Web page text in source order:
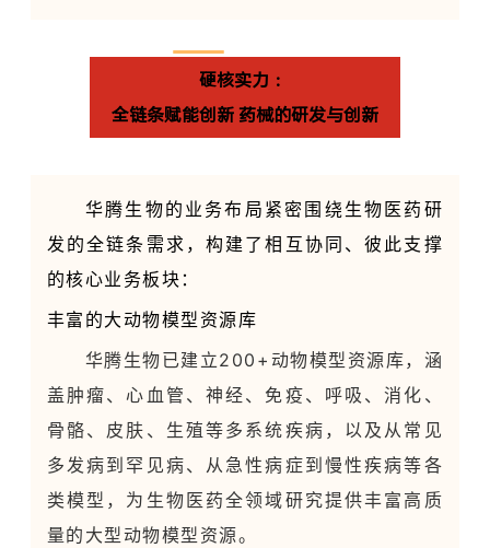
硬核实力 ：
全链条赋能创新药械的研发与创新
华腾生物的业务布局紧密围绕生物医药研
发的全链条需求，构建了相互协同、彼此支撑
的核心业务板块：
丰富的大动物模型资源库
华腾生物已建立200+动物模型资源库，涵
盖肿瘤、心血管、神经、免疫、呼吸、消化、
骨骼、皮肤、生殖等多系统疾病，以及从常见
多发病到罕见病、从急性病症到慢性疾病等各
类模型，为生物医药全领域研究提供丰富高质
量的大型动物模型资源。